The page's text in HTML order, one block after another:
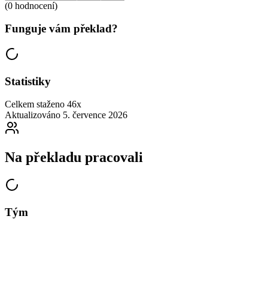
(0 hodnocení)
Funguje vám překlad?
Statistiky
Celkem staženo 46x
Aktualizováno 5. července 2026
Na překladu pracovali
Tým